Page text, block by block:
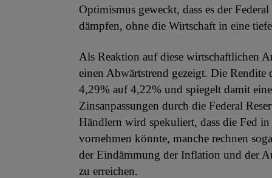
Optimismus geweckt, dass es der
dämpfen, ohne die Wirtschaft in eine
Als Reaktion auf diese wirtschaftlichen
einen Abwärtstrend gezeigt. Die
4,29% auf 4,22% und spiegelt damit
Zinsanpassungen durch die Federal
Händlern wird spekuliert, dass die Fed
vornehmen könnte, manche rechnen
der Eindämmung der Inflation und der
zu erreichen.